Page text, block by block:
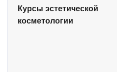
Курсы эстетической
косметологии